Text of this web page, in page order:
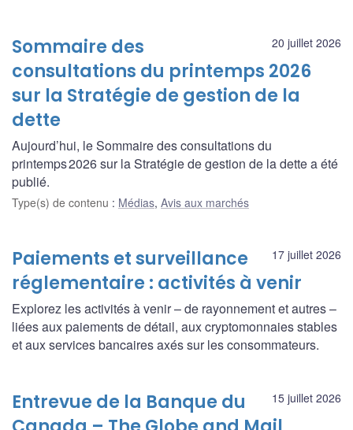
20 juillet 2026
Sommaire des
consultations du printemps 2026
sur la Stratégie de gestion de la
dette
Aujourd’hui, le Sommaire des consultations du
printemps 2026 sur la Stratégie de gestion de la dette a été
publié.
Type(s) de contenu : Médias, Avis aux marchés
17 juillet 2026
Paiements et surveillance
réglementaire : activités à venir
Explorez les activités à venir – de rayonnement et autres –
liées aux paiements de détail, aux cryptomonnaies stables
et aux services bancaires axés sur les consommateurs.
15 juillet 2026
Entrevue de la Banque du